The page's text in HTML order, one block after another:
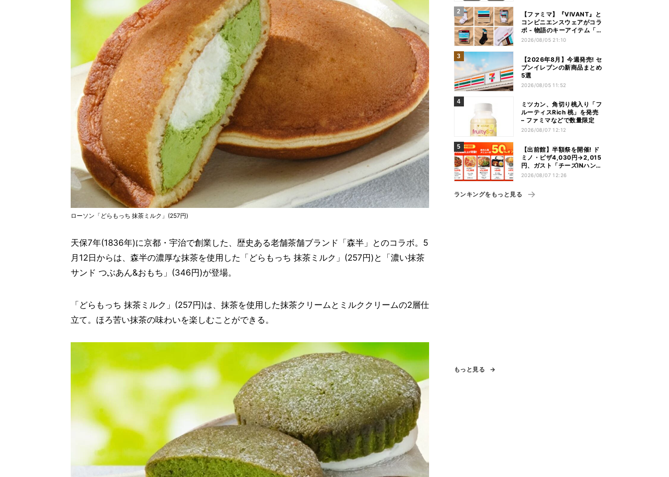
ローソン「どらもっち 抹茶ミルク」(257円)
天保7年(1836年)に京都・宇治で創業した、歴史ある老舗茶舗ブランド「森半」とのコラボ。5
月12日からは、森半の濃厚な抹茶を使用した「どらもっち 抹茶ミルク」(257円)と「濃い抹茶
サンド つぶあん&おもち」(346円)が登場。
「どらもっち 抹茶ミルク」(257円)は、抹茶を使用した抹茶クリームとミルククリームの2層仕
立て。ほろ苦い抹茶の味わいを楽しむことができる。
【ファミマ】『VIVANT』と
コンビニエンスウェアがコラ
ボ - 物語のキーアイテム「別
班饅頭」も発売
2026/08/05 21:10
【2026年8月】今週発売! セ
ブンイレブンの新商品まとめ
5選
2026/08/05 11:52
ミツカン、角切り桃入り「フ
ルーティスRich 桃」を発売
– ファミマなどで数量限定
2026/08/07 12:12
【出前館】半額祭を開催! ド
ミノ・ピザ4,030円→2,015
円、ガスト「チーズINハンバ
ーグ」1,090円→540円...最
2026/08/07 12:26
ランキングをもっと見る
もっと見る